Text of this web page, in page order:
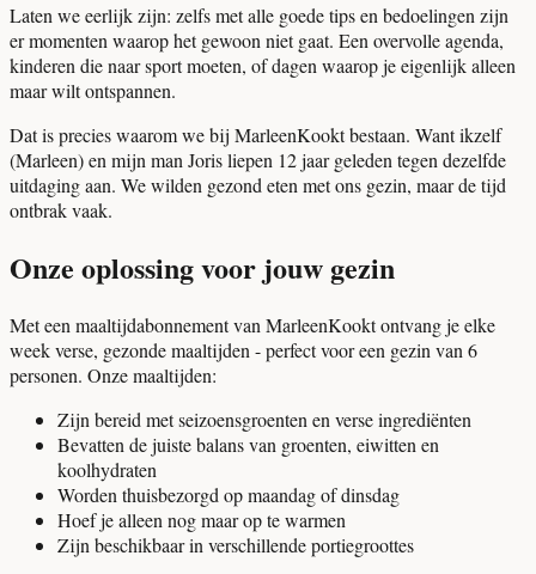
Laten we eerlijk zijn: zelfs met alle goede tips en bedoelingen zijn
er momenten waarop het gewoon niet gaat. Een overvolle agenda,
kinderen die naar sport moeten, of dagen waarop je eigenlijk alleen
maar wilt ontspannen.
Dat is precies waarom we bij MarleenKookt bestaan. Want ikzelf
(Marleen) en mijn man Joris liepen 12 jaar geleden tegen dezelfde
uitdaging aan. We wilden gezond eten met ons gezin, maar de tijd
ontbrak vaak.
Onze oplossing voor jouw gezin
Met een maaltijdabonnement van MarleenKookt ontvang je elke
week verse, gezonde maaltijden - perfect voor een gezin van 6
personen. Onze maaltijden:
Zijn bereid met seizoensgroenten en verse ingrediënten
Bevatten de juiste balans van groenten, eiwitten en
koolhydraten
Worden thuisbezorgd op maandag of dinsdag
Hoef je alleen nog maar op te warmen
Zijn beschikbaar in verschillende portiegroottes